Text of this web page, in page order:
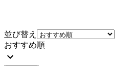
並び替え
おすすめ順